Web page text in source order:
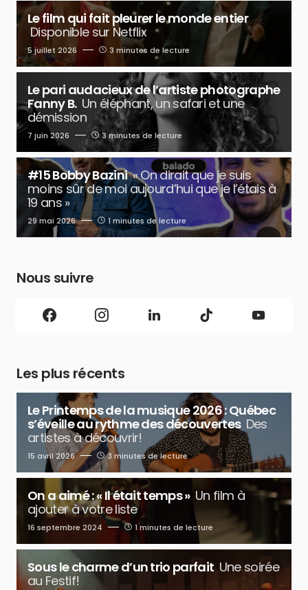
Le film qui fait pleurer le monde entier
Disponible sur Netflix
5 juillet 2026 3 minutes de lecture
Le pari audacieux de l’artiste photographe
Fanny B. Un éléphant, un safari et une
démission
7 juin 2026 3 minutes de lecture
#15 Bobby Bazini « On dirait que je suis
moins sûr de moi aujourd’hui que je l’étais à
19 ans »
29 mai 2026 1 minutes de lecture
Nous suivre
Les plus récents
Le Printemps de la musique 2026 : Québec
s’éveille au rythme des découvertes Des
artistes à découvrir!
15 avril 2026 3 minutes de lecture
On a aimé : « Il était temps » Un film à
ajouter à votre liste
16 septembre 2024 1 minutes de lecture
Sous le charme d’un trio parfait Une soirée
au Festif!